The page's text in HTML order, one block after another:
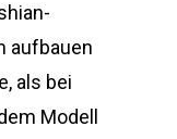
aufbauen
als bei
Modell